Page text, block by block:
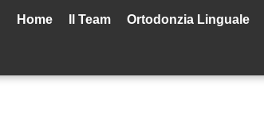
Home Il Team Ortodonzia Linguale